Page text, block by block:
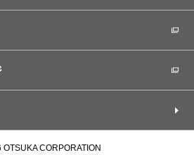
CORPORATION